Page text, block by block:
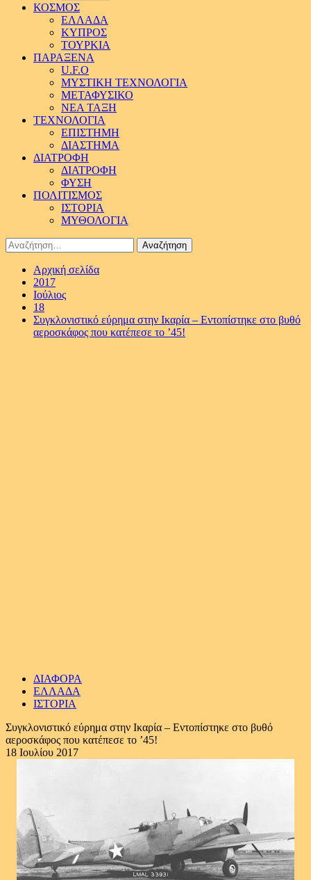
ΚΟΣΜΟΣ
ΕΛΛΑΔΑ
ΚΥΠΡΟΣ
ΤΟΥΡΚΙΑ
ΠΑΡΑΞΕΝΑ
U.F.O
ΜΥΣΤΙΚΗ ΤΕΧΝΟΛΟΓΙΑ
ΜΕΤΑΦΥΣΙΚΟ
ΝΕΑ ΤΑΞΗ
ΤΕΧΝΟΛΟΓΙΑ
ΕΠΙΣΤΗΜΗ
ΔΙΑΣΤΗΜΑ
ΔΙΑΤΡΟΦΗ
ΔΙΑΤΡΟΦΗ
ΦΥΣΗ
ΠΟΛΙΤΙΣΜΟΣ
ΙΣΤΟΡΙΑ
ΜΥΘΟΛΟΓΙΑ
Αναζήτηση
για:
Αρχική σελίδα
2017
Ιούλιος
18
Συγκλονιστικό εύρημα στην Ικαρία – Εντοπίστηκε στο βυθό
αεροσκάφος που κατέπεσε το ’45!
ΔΙΑΦΟΡΑ
ΕΛΛΑΔΑ
ΙΣΤΟΡΙΑ
Συγκλονιστικό εύρημα στην Ικαρία – Εντοπίστηκε στο βυθό
αεροσκάφος που κατέπεσε το ’45!
18 Ιουλίου 2017